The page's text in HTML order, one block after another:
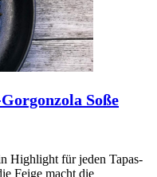
Soße
Highlight für jeden Tapas-
Feige macht die